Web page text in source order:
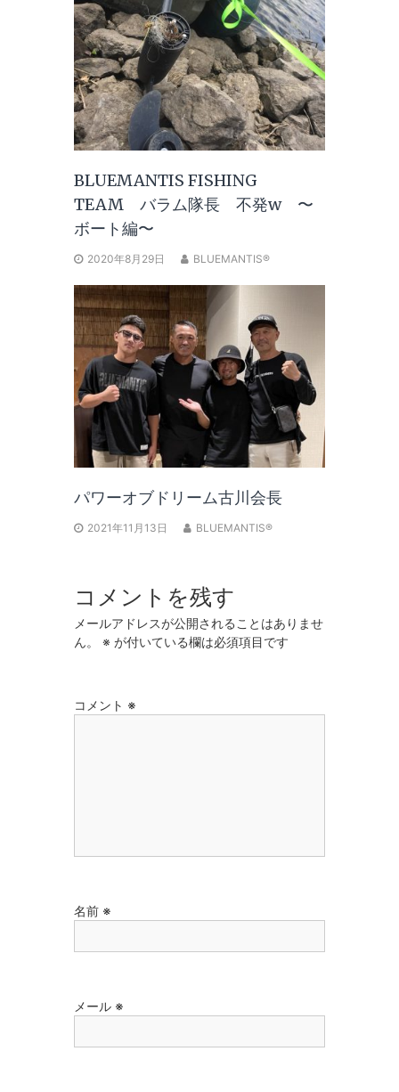
BLUEMANTIS FISHING
TEAM バラム隊長 不発w 〜
ボート編〜
2020年8月29日 BLUEMANTIS®
パワーオブドリーム古川会長
2021年11月13日 BLUEMANTIS®
コメントを残す
メールアドレスが公開されることはありませ
ん。
※ が付いている欄は必須項目です
コメント ※
名前 ※
メール ※